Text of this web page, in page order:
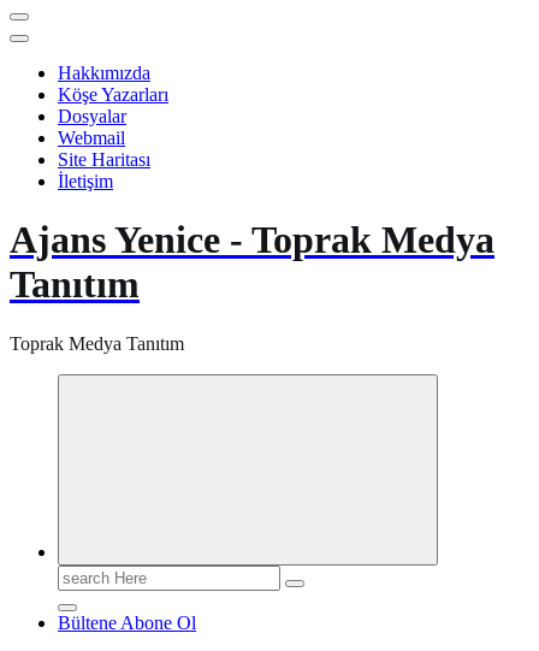
Hakkımızda
Köşe Yazarları
Dosyalar
Webmail
Site Haritası
İletişim
Ajans Yenice - Toprak Medya
Tanıtım
Toprak Medya Tanıtım
Search
for:
Bültene Abone Ol